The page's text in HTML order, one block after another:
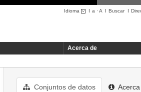
Idioma I a ·A I BuscarI
Acerca de
Conjuntos de datos